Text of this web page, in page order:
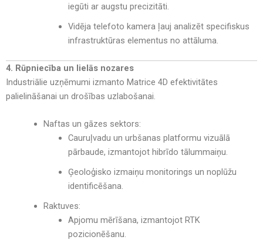
iegūti ar augstu precizitāti.
Vidēja telefoto kamera ļauj analizēt specifiskus
infrastruktūras elementus no attāluma.
4. Rūpniecība un lielās nozares
Industriālie uzņēmumi izmanto Matrice 4D efektivitātes
palielināšanai un drošības uzlabošanai.
Naftas un gāzes sektors:
Cauruļvadu un urbšanas platformu vizuālā
pārbaude, izmantojot hibrīdo tālummaiņu.
Ģeoloģisko izmaiņu monitorings un noplūžu
identificēšana.
Raktuves:
Apjomu mērīšana, izmantojot RTK
pozicionēšanu.